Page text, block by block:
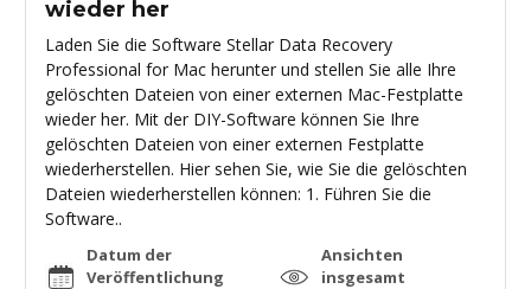
wieder her
Laden Sie die Software Stellar Data Recovery
Professional for Mac herunter und stellen Sie alle Ihre
gelöschten Dateien von einer externen Mac-Festplatte
wieder her. Mit der DIY-Software können Sie Ihre
gelöschten Dateien von einer externen Festplatte
wiederherstellen. Hier sehen Sie, wie Sie die gelöschten
Dateien wiederherstellen können: 1. Führen Sie die
Software..
Datum der
Veröffentlichung
Ansichten
insgesamt